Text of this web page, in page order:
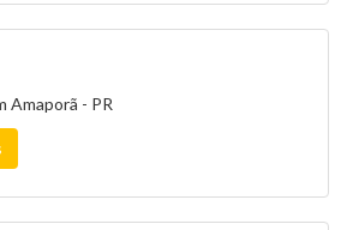
Amaporã - PR